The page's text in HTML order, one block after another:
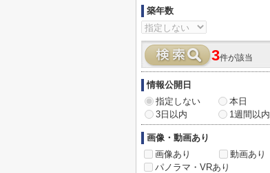
築年数
3件が該当
情報公開日
指定しない
本日
3日以内
1週間以内
画像・動画あり
画像あり
動画あり
パノラマ・VRあり